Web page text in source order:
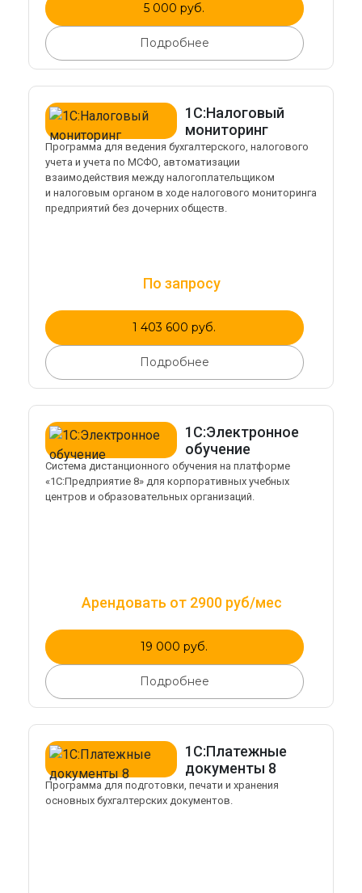
5 000 руб.
Подробнее
1С:Налоговый
мониторинг
Программа для ведения бухгалтерского, налогового
учета и учета по МСФО, автоматизации
взаимодействия между налогоплательщиком
и налоговым органом в ходе налогового мониторинга
предприятий без дочерних обществ.
По запросу
1 403 600 руб.
Подробнее
1С:Электронное
обучение
Система дистанционного обучения на платформе
«1С:Предприятие 8» для корпоративных учебных
центров и образовательных организаций.
Арендовать от 2900 руб/мес
19 000 руб.
Подробнее
1С:Платежные
документы 8
Программа для подготовки, печати и хранения
основных бухгалтерских документов.